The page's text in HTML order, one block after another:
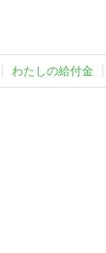
わたしの給付金